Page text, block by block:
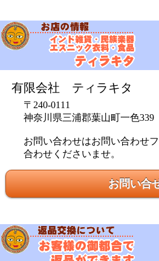
有限会社 ティラキタ
〒240-0111
神奈川県三浦郡葉山町一色339
お問い合わせはお問い合わせ
合わせくださいませ。
お問い合